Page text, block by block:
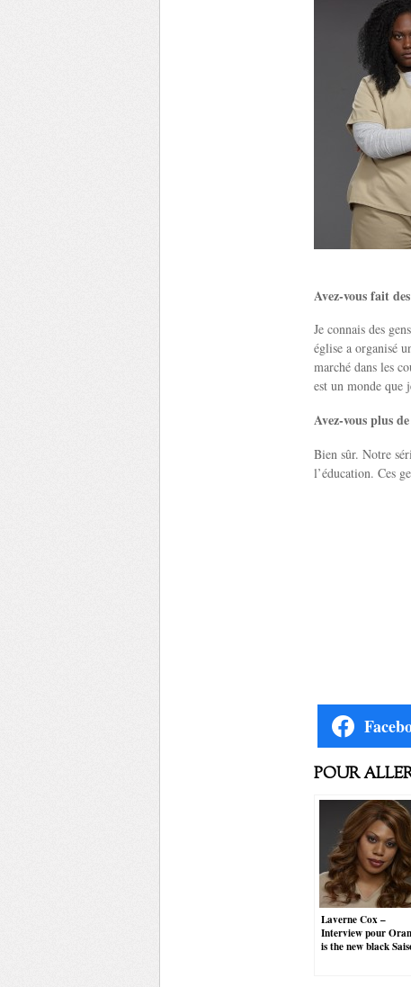
Avez-vous fait
Je connais des
église a organisé
marché dans les
est un monde que
Avez-vous plus
Bien sûr. Notre
l’éducation. Ces
POUR
Laverne Cox –
Interview pour
is the new black